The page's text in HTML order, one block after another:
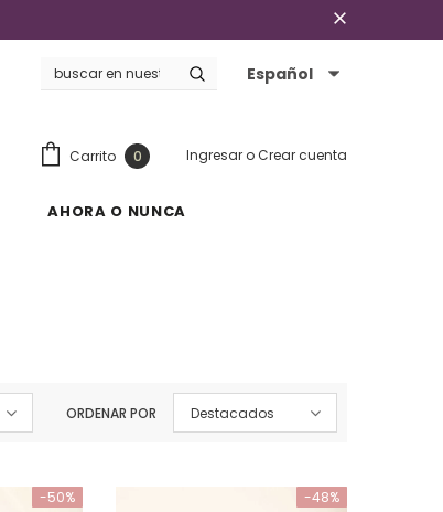
Español
Carrito 0 Ingresar oCrear cuenta
AHORA O NUNCA
ORDENAR POR Destacados
-50%
-48%